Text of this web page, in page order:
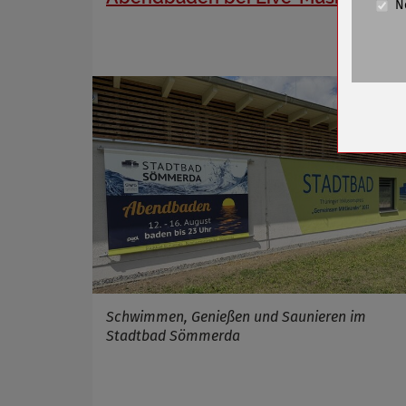
Schwimmen, Genießen und Saunieren im
Stadtbad Sömmerda
Cookie
Name
Anbieter
Zweck
Cookie